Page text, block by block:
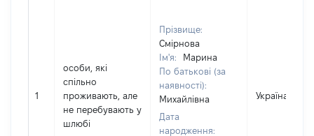
1
особи, які
спільно
проживають, але
не перебувають у
шлюбі
Прізвище:
Смірнова
Ім'я:
Марина
По батькові (за
наявності):
Михайлівна
Дата
народження:
Україна